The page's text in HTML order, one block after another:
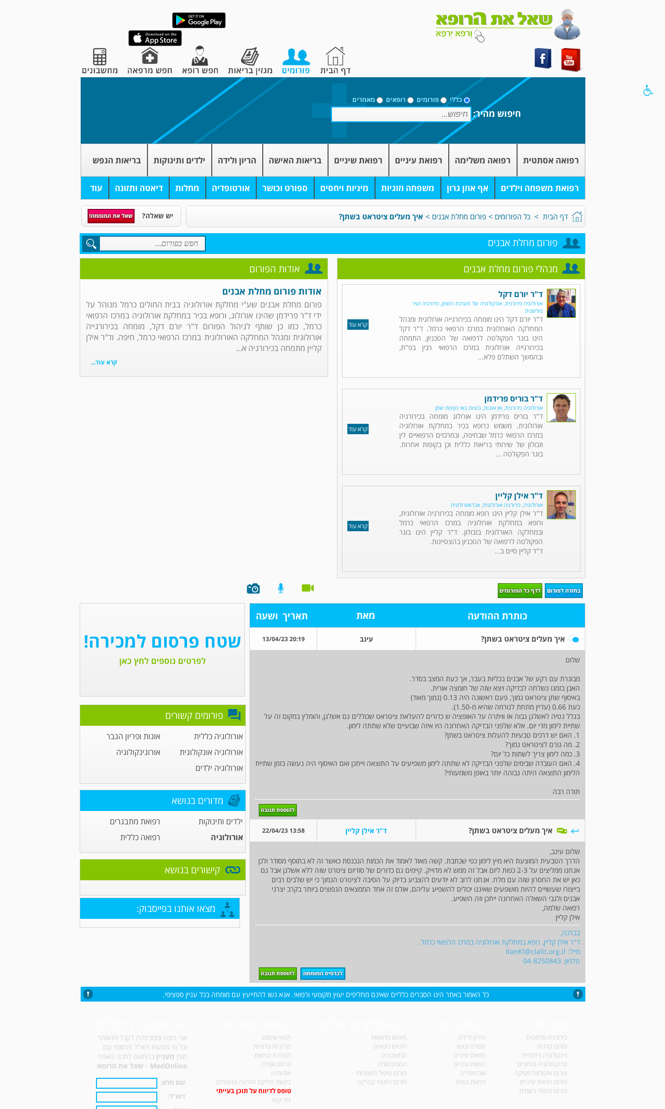
כללי פורומים רופאים מאמרים
חיפוש מהיר:
רפואה אסתטית רפואה משלימה רפואת עיניים רפואת שיניים בריאות האישה הריון ולידה ילדים ותינוקות בריאות הנפש
רפואת משפחה וילדים אף אוזן גרון משפחה וזוגיות מיניות ויחסים ספורט וכושר אורטופדיה מחלות דיאטה ותזונה עוד
דף הבית > כל הפורומים > פורום מחלת אבנים > איך מעלים ציטראט בשתן? יש שאלה?
פורום מחלת אבנים
אודות הפורום
אודות פורום מחלת אבנים
פורום מחלת אבנים שע"י מחלקת אורולוגיה בבית החולים כרמל מנוהל על
ידי ד"ר פרידמן שהינו אורולוג, ורופא בכיר במחלקת אורולוגיה במרכז הרפואי
כרמל, כמו כן שותף לניהול הפורום ד"ר יורם דקל, מומחה בכירורגייה
אורולוגית ומנהל המחלקה האורולוגית במרכז הרפואי כרמל, חיפה. וד"ר אילן
קליין מתמחה בכירורגיה א...
קרא עוד...
מנהלי פורום מחלת אבנים
קרא עוד
ד"ר יורם דקל
אורולוגיה כירורגית, אונקולוגיה של מערכת השתן, כירורגיה זעיר
פולשנית
ד"ר יורם דקל הינו מומחה בכירורגייה אורולוגית ומנהל
המחלקה האורולוגית במרכז הרפואי כרמל. ד"ר דקל
הינו בוגר הפקולטה לרפואה של הטכניון, התמחה
בכירורגייה אורולוגית במרכז הרפואי רבין בפ"ת,
ובהמשך השתלם פלא...
קרא עוד
ד"ר בוריס פרידמן
אורולוגיה כירורגית, אין אונות, בעיות באי נקיטת שתן
ד"ר בוריס פרידמן הינו אורולוג מומחה בכירורגיה
אורולוגית. משמש כרופא בכיר במחלקת אורולוגיה
במרכז הרפואי כרמל שבחיפה, ובמרכזים הרפואיים לין
וזבולון של שירותי בריאות כללית וכן בקופות אחרות.
בוגר הפקולטה ...
קרא עוד
ד"ר אילן קליין
אורולוגיה, כירורגיה אורולוגית, אנדואורולוגיה
ד"ר אילן קליין הינו רופא מומחה בכירורגיה אורולוגית,
ורופא במחלקת אורולוגיה במרכז הרפואי כרמל
ובמחלקה האורלוגית בזבולון. ד"ר קליין הינו בוגר
הפקולטה לרפואה של הטכניון בהצטיינות.
ד"ר קליין סיים ב...
כותרת ההודעה מאת תאריך ושעה
איך מעלים ציטראט בשתן? עינב 20:19 13/04/23
שלום
מבוגרת עם רקע של אבנים בכליות בעבר, אך כעת המצב בסדר.
האבן בזמנו נשלחה לבדיקה ויצא שזה של חומצה אורית.
באיסוף שתן ציטראט נמוך, פעם ראשונה היה 0.13 (נמוך מאוד)
כעת 0.66 (עדיין מתחת לנורמה שהיא מ-1.50).
בגלל נטיה לאשלגן גבוה אז וויתרה על האופציה ש כדורים להעלאת ציטראט שכוללים גם אשלגן, והומלץ במקום זה על
שתיית לימון מדי יום. אלא שלפני הבדיקה האחרונה היו איזה שבועיים שלא שתתה לימון.
1. האם יש דרכים טבעיות להעלות ציטראט בשתן?
2. מה גורם לציטראט נמוך?
3. כמה לימון צריך לשתות כל יום?
4. האם העובדה שבימים שלפני הבדיקה לא שתתה לימון משפיעים על התוצאה וייתכן ואם האיסוף היה נעשה בזמן שתיית
הלימון התוצאה היתה גבוהה יותר באופן משמעותי?
תודה רבה
איך מעלים ציטראט בשתן? ד"ר אילן קליין 13:58 22/04/23
שלום עינב,
הדרך הטבעית המוצעת היא מיץ לימון כפי שכתבת. קשה מאוד לאמוד את הכמות הנכנסת כאשר זה לא בתוסף מסודר ולכן
אנחנו ממליצים על 2-3 כפות ליום אבל זה ממש לא מדוייק. קיימים גם כדורים של סודיום ציטרט שזה ללא אשלגן אבל גם
כאן יש את החסרון שזה עם מלח. אנחנו לרוב לא יודעים להצביע בדיוק על הסיבה לציטרט הנמוך כי יש שלבים רבים
בייצורו שעשויים להיות מושפעים שאיננו יכולים להשפיע עליהם, אולם זה אחד הממצאים הנפוצים ביותר בקרב יצרני
אבנים ולגבי השאלה האחרונה ייתכן וזה השפיע.
רפואה שלמה,
אילן קליין
בברכה,
ד"ר אילן קליין, רופא במחלקת אורולוגיה במרכז הרפואי כרמל.
מייל: IlanKl@clalit.org.il
טלפון: 04-8250843
פורומים קשורים
אורולוגיה כללית
אונות ופריון הגבר
אורולוגיה אונקולוגית
אורוגינקולוגיה
אורולוגיה ילדים
מדורים בנושא
ילדים ותינוקות
רפואת מתבגרים
אורולוגיה
רפואה כללית
קישורים בנושא
מצאו אותנו בפייסבוק:
כל האמור באתר הינו הסברים כלליים שאינם מחליפים יעוץ מקצועי ורפואי. אנא גשו להתייעץ עם מומחה בכל עניין ספציפי.
כירורגיה פלסטית
פורום קרנית
גינקולוגיה ניתוחית
פרוקטולוגיה וטחורים
פורום אוקולופלסטיקה
פורום רפואת שיניים
פורום טיפולי רשתית
היריון ולידה
ספורט וכושר
רפואת שיניים
רפואת עיניים
אורטופדיה
רפואת נשים
חיפוש מרפאות
חיפוש רופאים
מחשבונים
המגזין שלנו
פורום טיפול משפחתי
פורום ניתוחי קטרקט
תנאי שימוש
מדיניות פרטיות
הצהרת נגישות
פרסם אצלנו
אודותינו
בקשת מחיקת הודעה מהפורום
טופס לדיווח על תוכן בעייתי
צור קשר
אני רוצה ומסכים/ה לקבל מהאתר
וכל מי מטעמו דוא"ל פרסומי עם
תוכן מעניין בהתאם לתכני האתר
MedOnline - שאל את הרופא
:
שם מלא:
דוא"ל: